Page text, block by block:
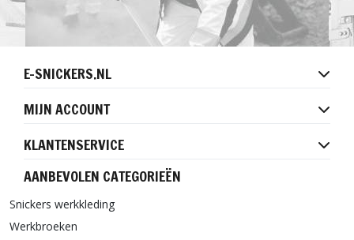
E-SNICKERS.NL
MIJN ACCOUNT
KLANTENSERVICE
AANBEVOLEN CATEGORIEËN
Snickers werkkleding
Werkbroeken